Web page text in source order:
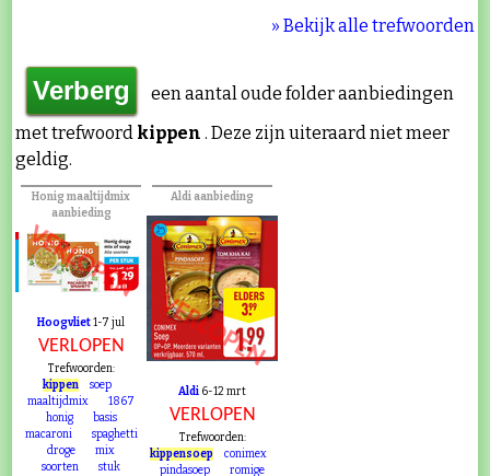
» Bekijk alle trefwoorden
een aantal oude folder aanbiedingen
met trefwoord kippen . Deze zijn uiteraard niet meer
geldig.
Honig maaltijdmix
aanbieding
VERLOPEN
Hoogvliet1-7 jul
VERLOPEN
Trefwoorden:
kippen
soep
maaltijdmix
1867
honig
basis
macaroni
spaghetti
droge
mix
soorten
stuk
Aldi aanbieding
VERLOPEN
Aldi 6-12 mrt
VERLOPEN
Trefwoorden:
kippensoep
conimex
pindasoep
romige